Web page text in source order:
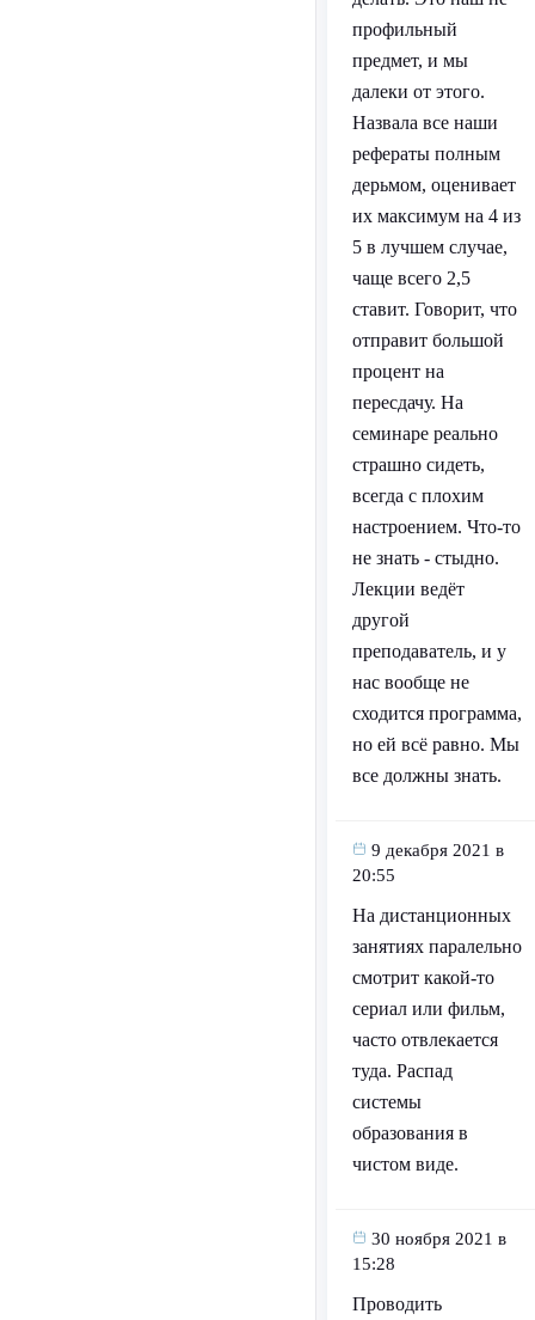
профильный
предмет, и мы
далеки от этого.
Назвала все наши
рефераты полным
дерьмом, оценивает
их максимум на 4 из
5 в лучшем случае,
чаще всего 2,5
ставит. Говорит, что
отправит большой
процент на
пересдачу. На
семинаре реально
страшно сидеть,
всегда с плохим
настроением. Что-то
не знать - стыдно.
Лекции ведёт
другой
преподаватель, и у
нас вообще не
сходится программа,
но ей всё равно. Мы
все должны знать.
9 декабря 2021 в
20:55
На дистанционных
занятиях паралельно
смотрит какой-то
сериал или фильм,
часто отвлекается
туда. Распад
системы
образования в
чистом виде.
30 ноября 2021 в
15:28
Проводить